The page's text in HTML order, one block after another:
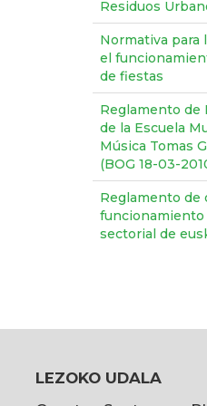
Residuos
Normativa para
el
de fiestas
Reglamento
de la Escuela
Música Tomas
(BOG 18-03-
Reglamento de
funcionamiento
sectorial de
LEZOKO UDALA